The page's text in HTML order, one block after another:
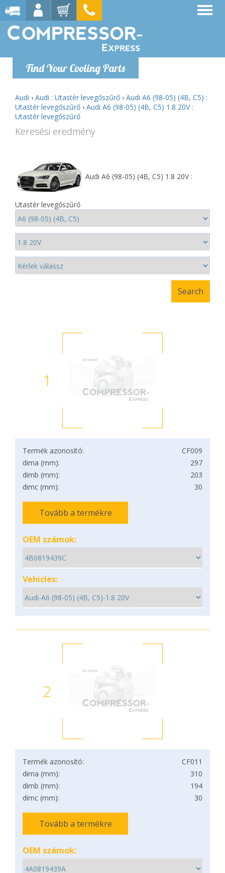
Find Your Cooling Parts
Audi › Audi : Utastér levegőszűrő › Audi A6 (98-05) (4B, C5) :
Utastér levegőszűrő › Audi A6 (98-05) (4B, C5) 1.8 20V :
Utastér levegőszűrő
Keresési eredmény
Audi A6 (98-05) (4B, C5) 1.8 20V :
Utastér levegőszűrő
1
Termék azonosító:
CF009
dima (mm):
297
dimb (mm):
203
dimc (mm):
30
Tovább a termékre
OEM számok:
Vehicles:
2
Termék azonosító:
CF011
dima (mm):
310
dimb (mm):
194
dimc (mm):
30
Tovább a termékre
OEM számok: